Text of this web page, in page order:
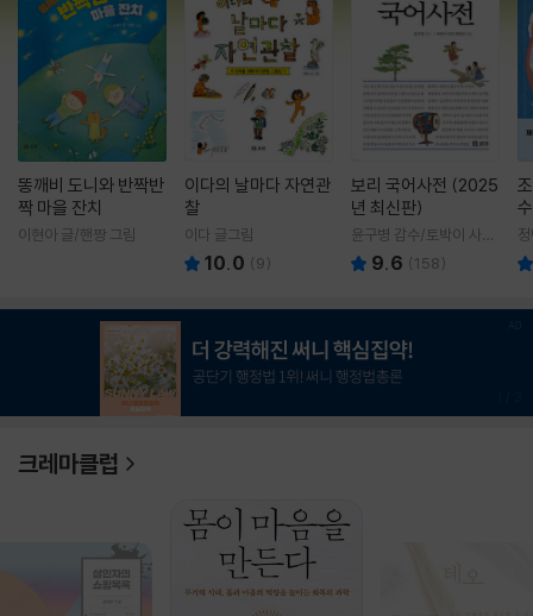
똥깨비 도니와 반짝반
짝 마을 잔치
이현아 글/핸짱 그림
이다의 날마다 자연관
찰
이다 글그림
10.0 (9)
보리 국어사전 (2025
년 최신판)
윤구병 감수/토박이 사전
편찬실 편
9.6 (158)
크레마클럽